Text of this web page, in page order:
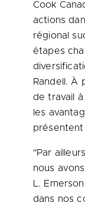
Cook
actions
régional
étapes
Randell. À
de travail
les
présentent
"Par
nous
L.
dans nos